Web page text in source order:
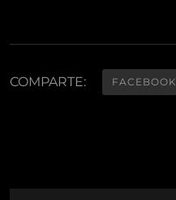
COMPARTE: FACEBOOK